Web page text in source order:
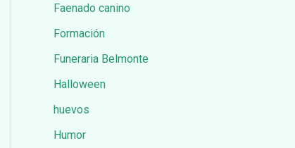
Faenado canino
Formación
Funeraria Belmonte
Halloween
huevos
Humor